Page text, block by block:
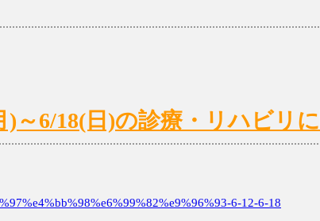
)～6/18(日)の診療・リハビリ
6-12-6-18